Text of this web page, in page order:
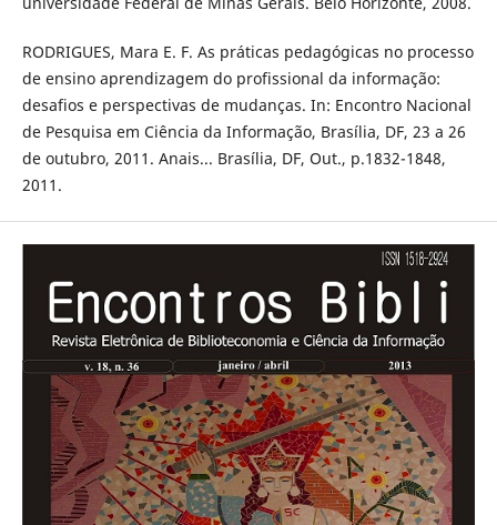
RODRIGUES, Mara E. F. As práticas pedagógicas no processo
de ensino aprendizagem do profissional da informação:
desafios e perspectivas de mudanças. In: Encontro Nacional
de Pesquisa em Ciência da Informação, Brasília, DF, 23 a 26
de outubro, 2011. Anais... Brasília, DF, Out., p.1832-1848,
2011.